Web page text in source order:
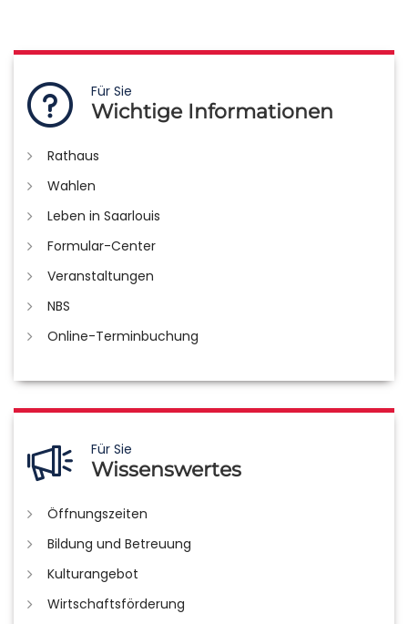
Für Sie
Wichtige Informationen
Rathaus
Wahlen
Leben in Saarlouis
Formular-Center
Veranstaltungen
NBS
Online-Terminbuchung
Für Sie
Wissenswertes
Öffnungszeiten
Bildung und Betreuung
Kulturangebot
Wirtschaftsförderung